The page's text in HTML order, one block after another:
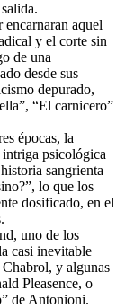
aquel
y el corte sin
de una
desde sus
depurado,
“El carnicero”
épocas, la
intriga psicológica
sangrienta
lo que los
dosificado, en el
uno de los
casi inevitable
Chabrol, y algunas
Pleasence, o
de Antonioni.